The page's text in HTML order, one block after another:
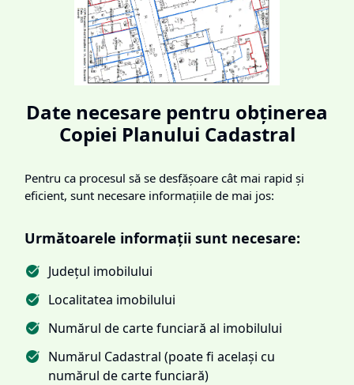
Date necesare pentru obținerea
Copiei Planului Cadastral
Pentru ca procesul să se desfășoare cât mai rapid și
eficient, sunt necesare informațiile de mai jos:
Următoarele informații sunt necesare:
Județul imobilului
Localitatea imobilului
Numărul de carte funciară al imobilului
Numărul Cadastral (poate fi același cu
numărul de carte funciară)